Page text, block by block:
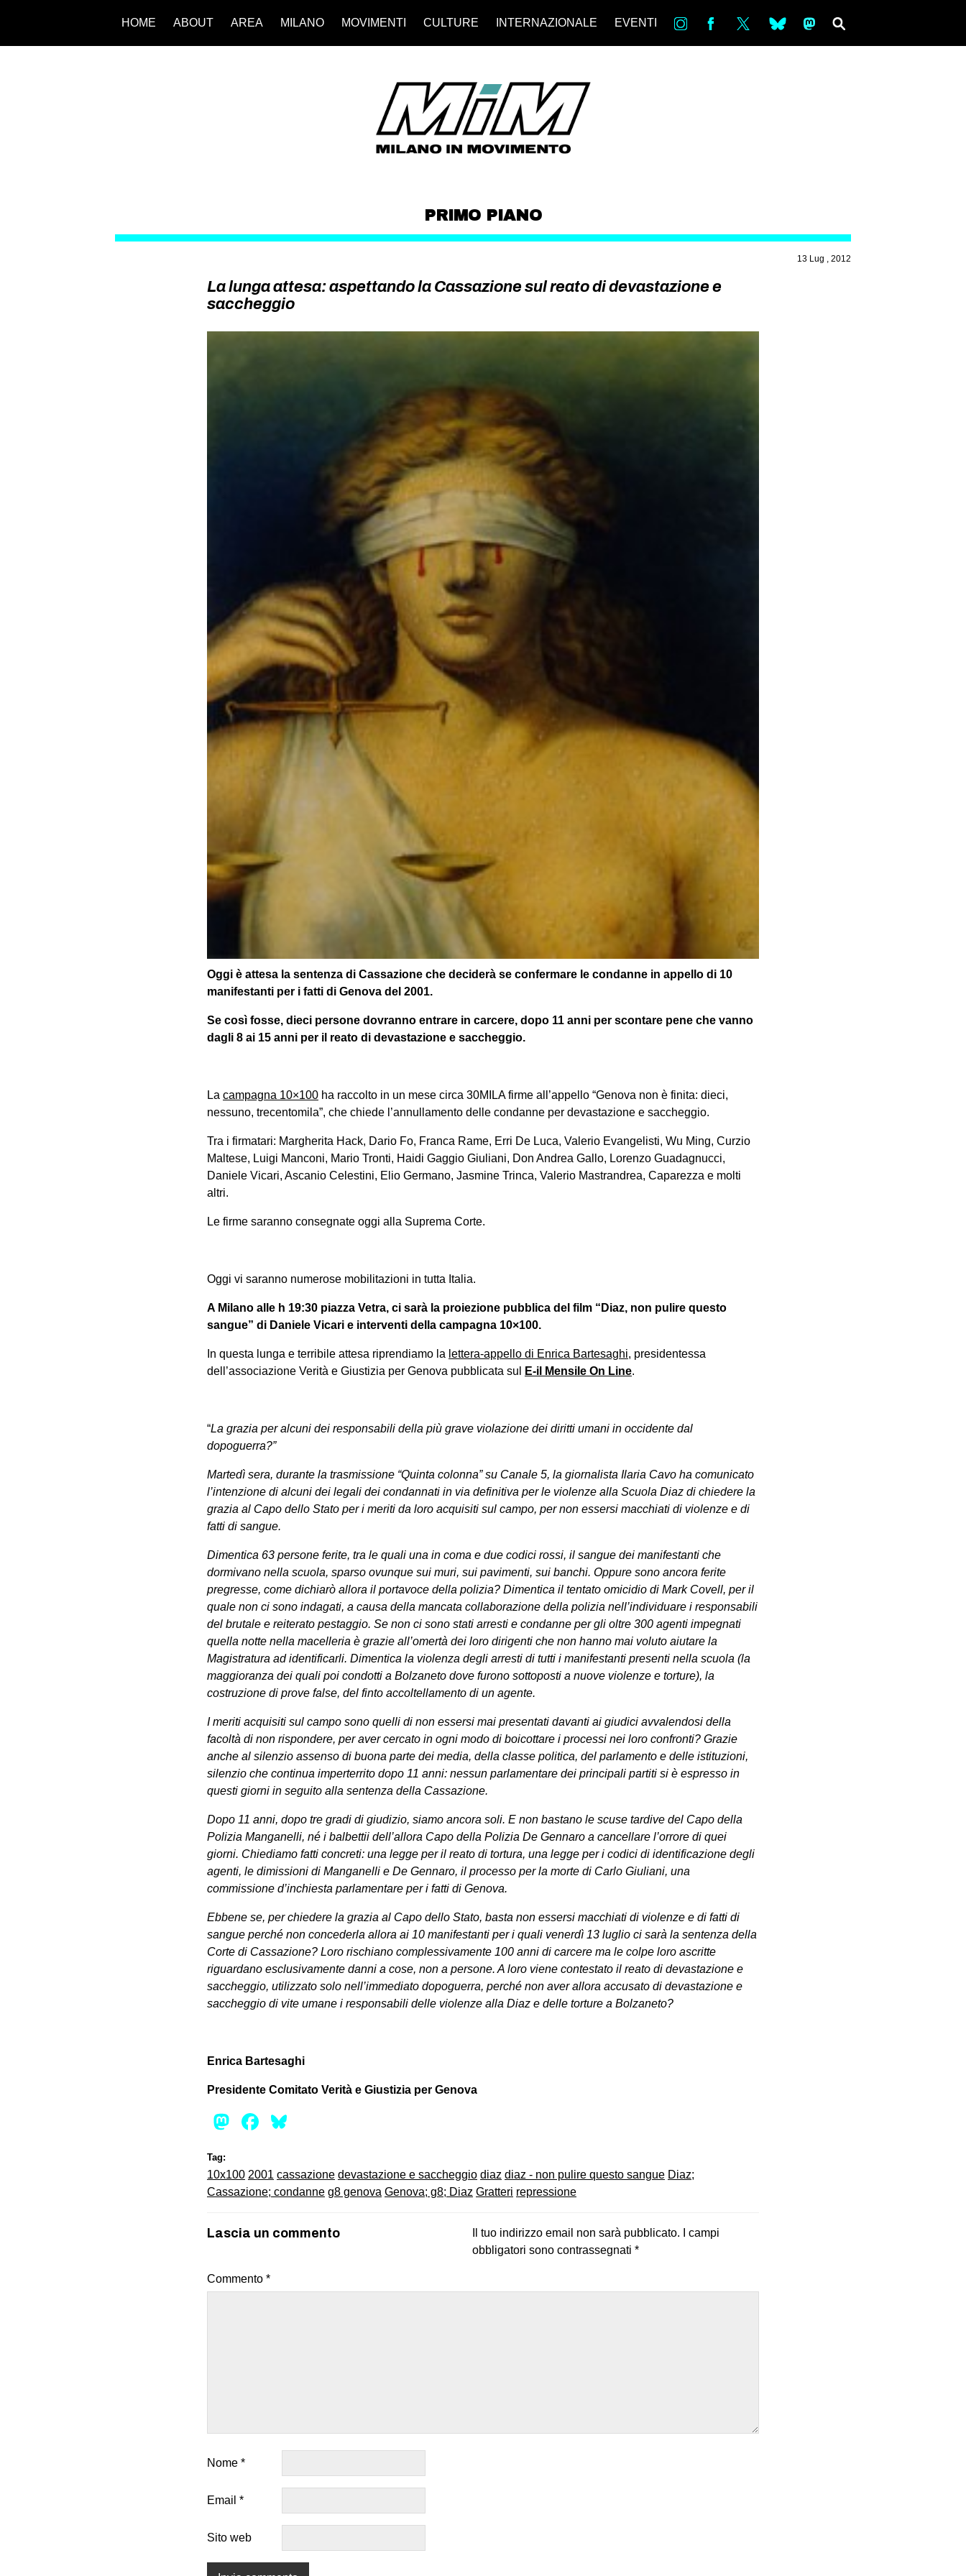
HOME ABOUT AREA MILANO MOVIMENTI CULTURE INTERNAZIONALE EVENTI in bsky ms
PRIMO PIANO
13 Lug , 2012
La lunga attesa: aspettando la Cassazione sul reato di devastazione e
saccheggio
Oggi è attesa la sentenza di Cassazione che deciderà se confermare le condanne in appello di 10
manifestanti per i fatti di Genova del 2001.
Se così fosse, dieci persone dovranno entrare in carcere, dopo 11 anni per scontare pene che vanno
dagli 8 ai 15 anni per il reato di devastazione e saccheggio.
La campagna 10×100 ha raccolto in un mese circa 30MILA firme all’appello “Genova non è finita: dieci,
nessuno, trecentomila”, che chiede l’annullamento delle condanne per devastazione e saccheggio.
Tra i firmatari: Margherita Hack, Dario Fo, Franca Rame, Erri De Luca, Valerio Evangelisti, Wu Ming, Curzio
Maltese, Luigi Manconi, Mario Tronti, Haidi Gaggio Giuliani, Don Andrea Gallo, Lorenzo Guadagnucci,
Daniele Vicari, Ascanio Celestini, Elio Germano, Jasmine Trinca, Valerio Mastrandrea, Caparezza e molti
altri.
Le firme saranno consegnate oggi alla Suprema Corte.
Oggi vi saranno numerose mobilitazioni in tutta Italia.
A Milano alle h 19:30 piazza Vetra, ci sarà la proiezione pubblica del film “Diaz, non pulire questo
sangue” di Daniele Vicari e interventi della campagna 10×100.
In questa lunga e terribile attesa riprendiamo la lettera-appello di Enrica Bartesaghi, presidentessa
dell’associazione Verità e Giustizia per Genova pubblicata sul
E-il Mensile On Line.
“La grazia per alcuni dei responsabili della più grave violazione dei diritti umani in occidente dal
dopoguerra?”
Martedì sera, durante la trasmissione “Quinta colonna” su Canale 5, la giornalista Ilaria Cavo ha comunicato
l’intenzione di alcuni dei legali dei condannati in via definitiva per le violenze alla Scuola Diaz di chiedere la
grazia al Capo dello Stato per i meriti da loro acquisiti sul campo, per non essersi macchiati di violenze e di
fatti di sangue.
Dimentica 63 persone ferite, tra le quali una in coma e due codici rossi, il sangue dei manifestanti che
dormivano nella scuola, sparso ovunque sui muri, sui pavimenti, sui banchi. Oppure sono ancora ferite
pregresse, come dichiarò allora il portavoce della polizia? Dimentica il tentato omicidio di Mark Covell, per il
quale non ci sono indagati, a causa della mancata collaborazione della polizia nell’individuare i responsabili
del brutale e reiterato pestaggio. Se non ci sono stati arresti e condanne per gli oltre 300 agenti impegnati
quella notte nella macelleria è grazie all’omertà dei loro dirigenti che non hanno mai voluto aiutare la
Magistratura ad identificarli. Dimentica la violenza degli arresti di tutti i manifestanti presenti nella scuola (la
maggioranza dei quali poi condotti a Bolzaneto dove furono sottoposti a nuove violenze e torture), la
costruzione di prove false, del finto accoltellamento di un agente.
I meriti acquisiti sul campo sono quelli di non essersi mai presentati davanti ai giudici avvalendosi della
facoltà di non rispondere, per aver cercato in ogni modo di boicottare i processi nei loro confronti? Grazie
anche al silenzio assenso di buona parte dei media, della classe politica, del parlamento e delle istituzioni,
silenzio che continua imperterrito dopo 11 anni: nessun parlamentare dei principali partiti si è espresso in
questi giorni in seguito alla sentenza della Cassazione.
Dopo 11 anni, dopo tre gradi di giudizio, siamo ancora soli. E non bastano le scuse tardive del Capo della
Polizia Manganelli, né i balbettii dell’allora Capo della Polizia De Gennaro a cancellare l’orrore di quei
giorni. Chiediamo fatti concreti: una legge per il reato di tortura, una legge per i codici di identificazione degli
agenti, le dimissioni di Manganelli e De Gennaro, il processo per la morte di Carlo Giuliani, una
commissione d’inchiesta parlamentare per i fatti di Genova.
Ebbene se, per chiedere la grazia al Capo dello Stato, basta non essersi macchiati di violenze e di fatti di
sangue perché non concederla allora ai 10 manifestanti per i quali venerdì 13 luglio ci sarà la sentenza della
Corte di Cassazione? Loro rischiano complessivamente 100 anni di carcere ma le colpe loro ascritte
riguardano esclusivamente danni a cose, non a persone. A loro viene contestato il reato di devastazione e
saccheggio, utilizzato solo nell’immediato dopoguerra, perché non aver allora accusato di devastazione e
saccheggio di vite umane i responsabili delle violenze alla Diaz e delle torture a Bolzaneto?
Enrica Bartesaghi
Presidente Comitato Verità e Giustizia per Genova
Mastodon
Facebook
Tag:
10x100 2001 cassazione devastazione e saccheggio diaz diaz - non pulire questo sangue Diaz;
Cassazione; condanne g8 genova Genova; g8; Diaz Gratteri repressione
Lascia un commento Il tuo indirizzo email non sarà pubblicato.
I campi
obbligatori sono contrassegnati *
Commento *
Nome *
Email *
Sito web